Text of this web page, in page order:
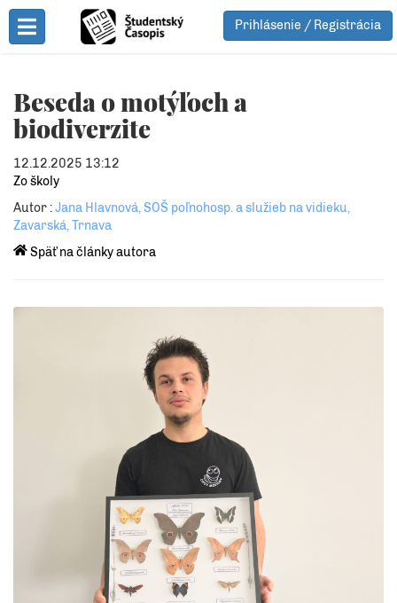
Toggle Menu
Prihlásenie / Registrácia
Beseda o motýľoch a
biodiverzite
12.12.2025 13:12
Zo školy
Autor :Jana Hlavnová, SOŠ poľnohosp. a služieb na vidieku,
Zavarská, Trnava
Späť na články autora